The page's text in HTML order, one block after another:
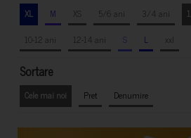
XL M XS 5/6 ani 3/4 ani
10-12 ani
12-14 ani S L xxl
Sortare
Cele mai noi Pret Denumire